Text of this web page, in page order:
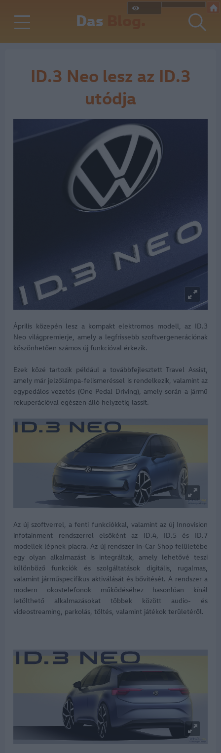
Das Blog.
ID.3 Neo lesz az ID.3
utódja
Április közepén lesz a kompakt elektromos modell, az ID.3
Neo világpremierje, amely a legfrissebb szoftvergenerációnak
köszönhetően számos új funkcióval érkezik.
Ezek közé tartozik például a továbbfejlesztett Travel Assist,
amely már jelzőlámpa-felismeréssel is rendelkezik, valamint az
egypedálos vezetés (One Pedal Driving), amely során a jármű
rekuperációval egészen álló helyzetig lassít.
Az új szoftverrel, a fenti funkciókkal, valamint az új Innovision
infotainment rendszerrel elsőként az ID.4, ID.5 és ID.7
modellek lépnek piacra. Az új rendszer In-Car Shop felületébe
egy olyan alkalmazást is integráltak, amely lehetővé teszi
különböző funkciók és szolgáltatások digitális, rugalmas,
valamint járműspecifikus aktiválását és bővítését. A rendszer a
modern okostelefonok működéséhez hasonlóan kínál
letölthető alkalmazásokat többek között audio- és
videostreaming, parkolás, töltés, valamint játékok területéről.